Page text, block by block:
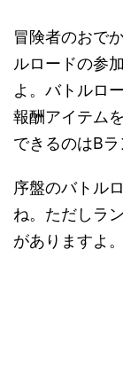
冒険者のおで
ルロードの参
よ。バトルロ
報酬アイテム
できるのはBラ
序盤のバトル
ね。ただしラ
がありますよ。